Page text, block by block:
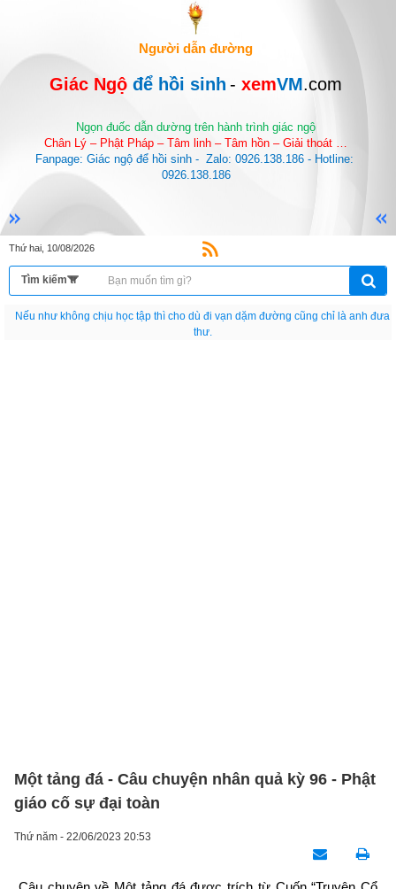
Người dẫn đường
Giác Ngộ để hồi sinh - xemVM.com
Ngọn đuốc dẫn dường trên hành trình giác ngộ
Chân Lý – Phật Pháp – Tâm linh – Tâm hồn – Giải thoát …
Fanpage: Giác ngộ để hồi sinh -  Zalo: 0926.138.186 - Hotline:
0926.138.186
Thứ hai, 10/08/2026
Nếu như không chịu học tập thì cho dù đi vạn dặm đường cũng chỉ là anh đưa
thư.
Một tảng đá - Câu chuyện nhân quả kỳ 96 - Phật
giáo cố sự đại toàn
Thứ năm - 22/06/2023 20:53